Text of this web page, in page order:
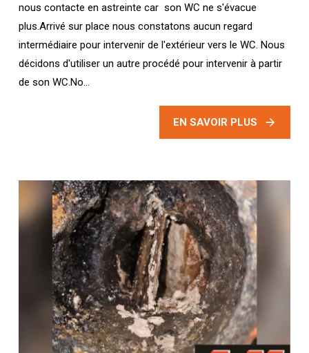
nous contacte en astreinte car son WC ne s'évacue
plus.Arrivé sur place nous constatons aucun regard
intermédiaire pour intervenir de l'extérieur vers le WC. Nous
décidons d'utiliser un autre procédé pour intervenir à partir
de son WC.No...
EN SAVOIR PLUS